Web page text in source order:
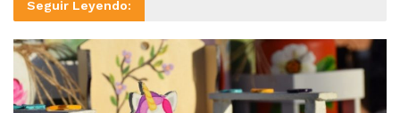
Seguir Leyendo: